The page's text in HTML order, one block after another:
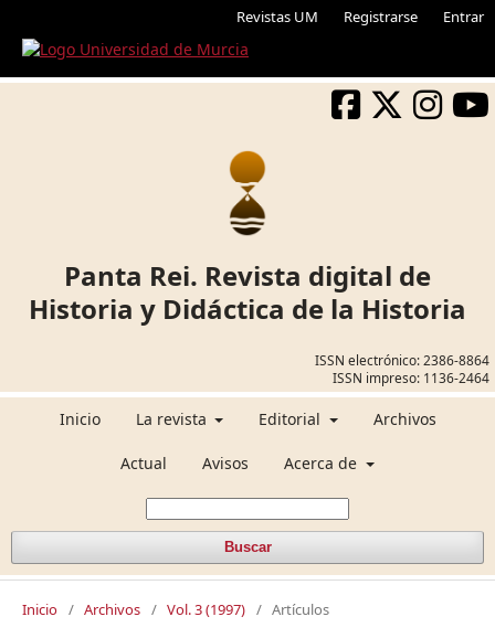
Revistas UM Registrarse Entrar
ISSN electrónico: 2386-8864
ISSN impreso: 1136-2464
Panta Rei. Revista digital de
Historia y Didáctica de la Historia
Inicio La revista Editorial Archivos
Actual Avisos Acerca de
Buscar
Inicio / Archivos / Vol. 3 (1997) / Artículos